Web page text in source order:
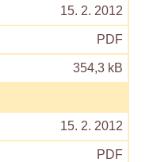
15. 2. 2012
PDF
354,3 kB
15. 2. 2012
PDF